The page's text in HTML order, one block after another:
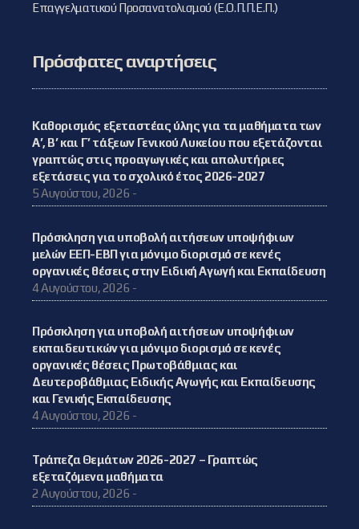
Επαγγελματικού Προσανατολισμού (Ε.Ο.Π.Π.Ε.Π.)
Πρόσφατες αναρτήσεις
Καθορισμός εξεταστέας ύλης για τα μαθήματα των
Α’, Β’ και Γ’ τάξεων Γενικού Λυκείου που εξετάζονται
γραπτώς στις προαγωγικές και απολυτήριες
εξετάσεις για το σχολικό έτος 2026-2027
5 Αυγούστου, 2026 -
Πρόσκληση για υποβολή αιτήσεων υποψήφιων
μελών ΕΕΠ-ΕΒΠ για μόνιμο διορισμό σε κενές
οργανικές θέσεις στην Ειδική Αγωγή και Εκπαίδευση
4 Αυγούστου, 2026 -
Πρόσκληση για υποβολή αιτήσεων υποψήφιων
εκπαιδευτικών για μόνιμο διορισμό σε κενές
οργανικές θέσεις Πρωτοβάθμιας και
Δευτεροβάθμιας Ειδικής Αγωγής και Εκπαίδευσης
και Γενικής Εκπαίδευσης
4 Αυγούστου, 2026 -
Τράπεζα Θεμάτων 2026-2027 – Γραπτώς
εξεταζόμενα μαθήματα
2 Αυγούστου, 2026 -